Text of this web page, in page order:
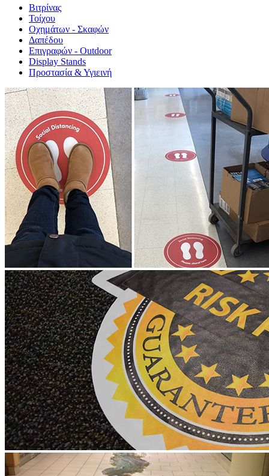
Βιτρίνας
Τοίχου
Οχημάτων - Σκαφών
Δαπέδου
Επιγραφών - Outdoor
Display Stands
Προστασία & Υγιεινή